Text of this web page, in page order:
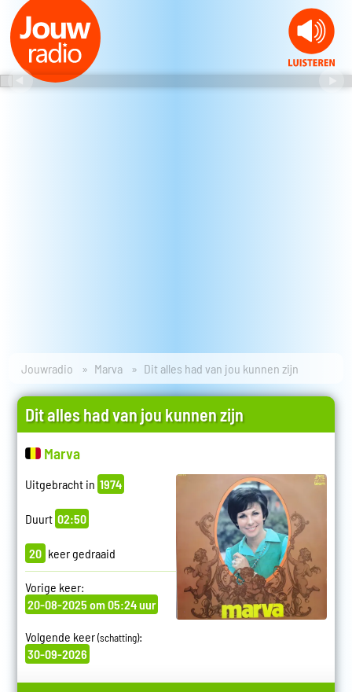
Jouwradio Marva Dit alles had van jou kunnen zijn
Dit alles had van jou kunnen zijn
Marva
Uitgebracht in 1974
Duurt 02:50
20 keer gedraaid
Vorige keer:
20-08-2025 om 05:24 uur
Volgende keer(schatting):
30-09-2026